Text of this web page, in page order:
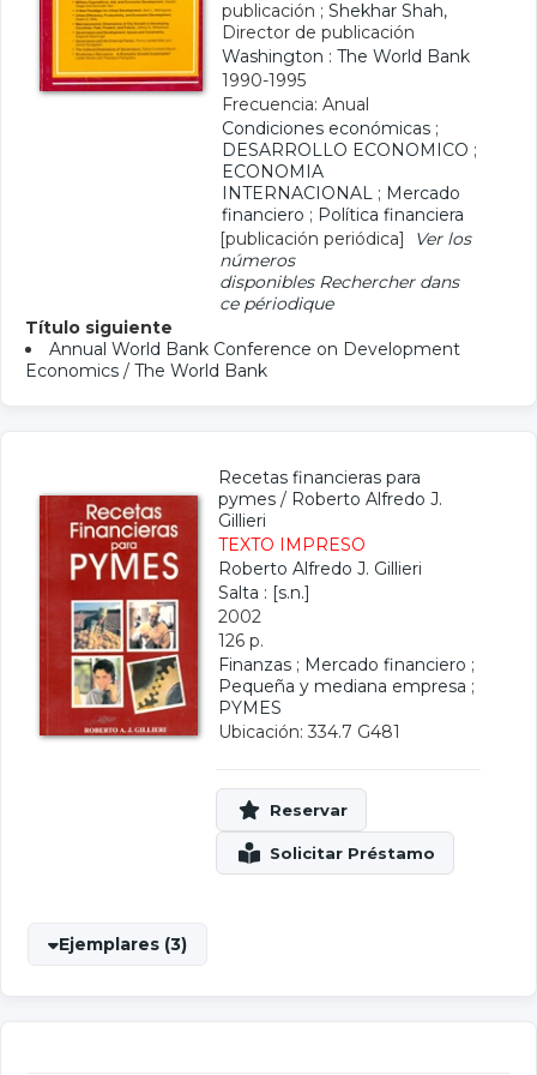
publicación ; Shekhar Shah,
Director de publicación
Washington : The World Bank
1990-1995
Frecuencia: Anual
Condiciones económicas ;
DESARROLLO ECONOMICO ;
ECONOMIA
INTERNACIONAL ; Mercado
financiero ; Política financiera
[publicación periódica]
Ver los
números
disponibles Rechercher dans
ce périodique
Título siguiente
Annual World Bank Conference on Development
Economics / The World Bank
Recetas financieras para
pymes / Roberto Alfredo J.
Gillieri
TEXTO IMPRESO
Roberto Alfredo J. Gillieri
Salta : [s.n.]
2002
126 p.
Finanzas ; Mercado financiero ;
Pequeña y mediana empresa ;
PYMES
Ubicación: 334.7 G481
Ejemplares (3)